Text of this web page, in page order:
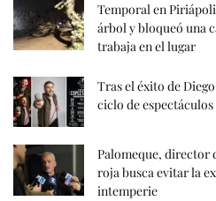
Temporal en
árbol y bloqueó una
trabaja en el lugar
Tras el éxito de
ciclo de
Palomeque, director
roja busca evitar la
intemperie